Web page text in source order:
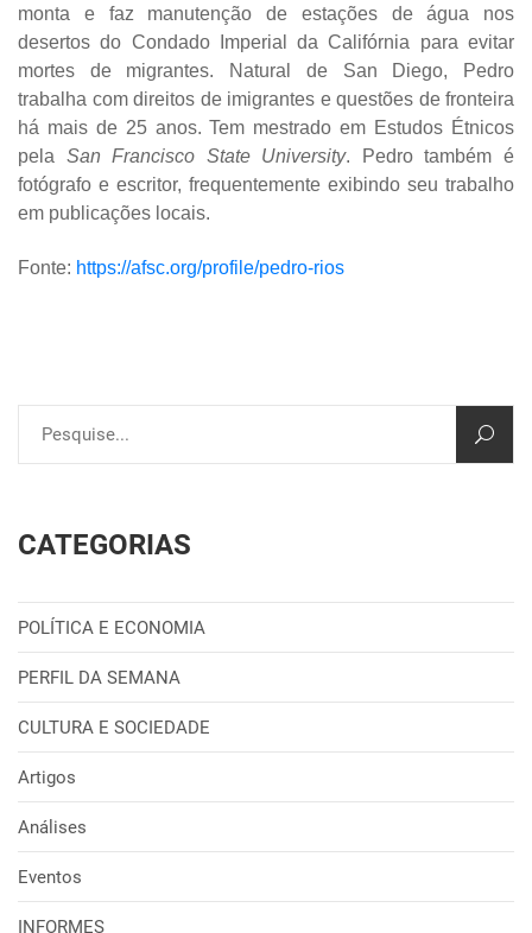
monta e faz manutenção de estações de água nos
desertos do Condado Imperial da Califórnia para evitar
mortes de migrantes. Natural de San Diego, Pedro
trabalha com direitos de imigrantes e questões de fronteira
há mais de 25 anos. Tem mestrado em Estudos Étnicos
pela San Francisco State University. Pedro também é
fotógrafo e escritor, frequentemente exibindo seu trabalho
em publicações locais.
Fonte: https://afsc.org/profile/pedro-rios
CATEGORIAS
POLÍTICA E ECONOMIA
PERFIL DA SEMANA
CULTURA E SOCIEDADE
Artigos
Análises
Eventos
INFORMES